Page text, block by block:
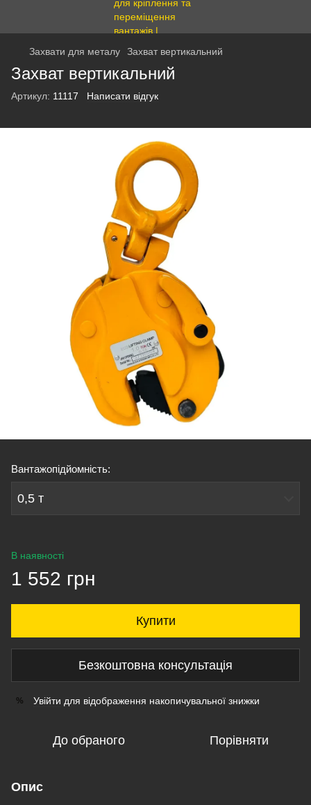
Захвати для металу Захват вертикальний
Захват вертикальний
Артикул: 11117 Написати відгук
Вантажопідйомність:
0,5 т
В наявності
1 552 грн
Купити
Безкоштовна консультація
% Увійти для відображення накопичувальної знижки
До обраного Порівняти
Опис